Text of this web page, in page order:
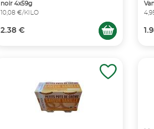
noir 4x59g
10,08 €/KILO
2.38 €